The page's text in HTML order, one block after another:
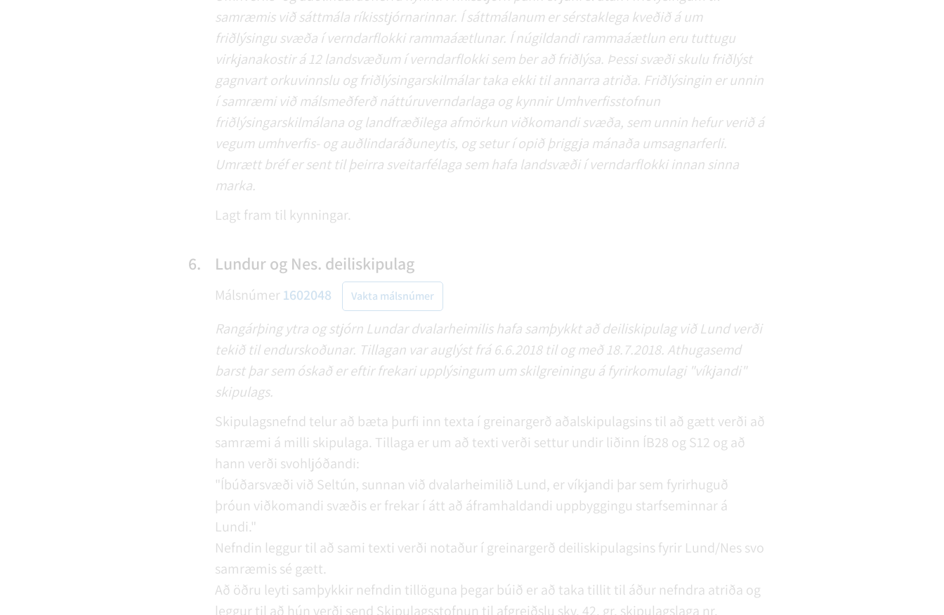
samræmis við sáttmála ríkisstjórnarinnar. Í sáttmálanum er sérstaklega kveðið á um
friðlýsingu svæða í verndarflokki rammaáætlunar. Í núgildandi rammaáætlun eru tuttugu
virkjanakostir á 12 landsvæðum í verndarflokki sem ber að friðlýsa. Þessi svæði skulu friðlýst
gagnvart orkuvinnslu og friðlýsingarskilmálar taka ekki til annarra atriða. Friðlýsingin er unnin
í samræmi við málsmeðferð náttúruverndarlaga og kynnir Umhverfisstofnun
friðlýsingarskilmálana og landfræðilega afmörkun viðkomandi svæða, sem unnin hefur verið á
vegum umhverfis- og auðlindaráðuneytis, og setur í opið þriggja mánaða umsagnarferli.
Umrætt bréf er sent til þeirra sveitarfélaga sem hafa landsvæði í verndarflokki innan sinna
marka.
Lagt fram til kynningar.
6. Lundur og Nes. deiliskipulag
Málsnúmer1602048 Vakta málsnúmer
Rangárþing ytra og stjórn Lundar dvalarheimilis hafa samþykkt að deiliskipulag við Lund verði
tekið til endurskoðunar. Tillagan var auglýst frá 6.6.2018 til og með 18.7.2018. Athugasemd
barst þar sem óskað er eftir frekari upplýsingum um skilgreiningu á fyrirkomulagi "víkjandi"
skipulags.
Skipulagsnefnd telur að bæta þurfi inn texta í greinargerð aðalskipulagsins til að gætt verði að
samræmi á milli skipulaga. Tillaga er um að texti verði settur undir liðinn ÍB28 og S12 og að
hann verði svohljóðandi:
"Íbúðarsvæði við Seltún, sunnan við dvalarheimilið Lund, er víkjandi þar sem fyrirhuguð
þróun viðkomandi svæðis er frekar í átt að áframhaldandi uppbyggingu starfseminnar á
Lundi."
Nefndin leggur til að sami texti verði notaður í greinargerð deiliskipulagsins fyrir Lund/Nes svo
samræmis sé gætt.
Að öðru leyti samþykkir nefndin tillöguna þegar búið er að taka tillit til áður nefndra atriða og
leggur til að hún verði send Skipulagsstofnun til afgreiðslu skv. 42. gr. skipulagslaga nr.